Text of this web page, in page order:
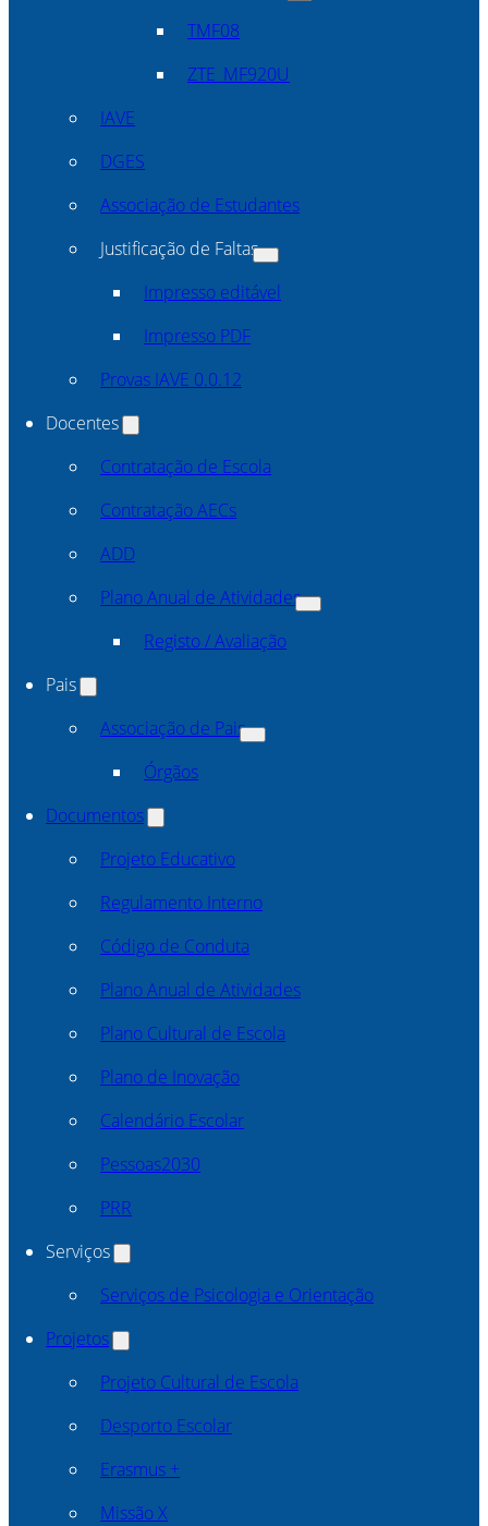
TMF08
ZTE_MF920U
IAVE
DGES
Associação de Estudantes
Justificação de Faltas
Impresso editável
Impresso PDF
Provas IAVE 0.0.12
Docentes
Contratação de Escola
Contratação AECs
ADD
Plano Anual de Atividades
Registo / Avaliação
Pais
Associação de Pais
Órgãos
Documentos
Projeto Educativo
Regulamento Interno
Código de Conduta
Plano Anual de Atividades
Plano Cultural de Escola
Plano de Inovação
Calendário Escolar
Pessoas2030
PRR
Serviços
Serviços de Psicologia e Orientação
Projetos
Projeto Cultural de Escola
Desporto Escolar
Erasmus +
Missão X